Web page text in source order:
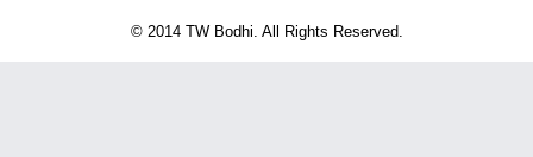
© 2014 TW Bodhi. All Rights Reserved.